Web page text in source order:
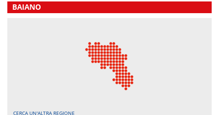
.
BAIANO
CERCA UN'ALTRA REGIONE